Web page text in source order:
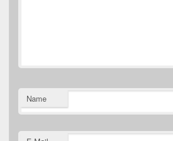
Name